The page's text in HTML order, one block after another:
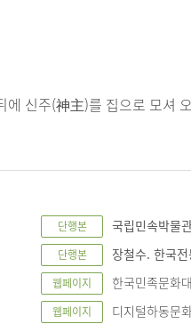
에 신주(神主)를 집으로 모셔
단행본 국립민속박물
단행본 장철수. 한국
웹페이지 한국민족문
웹페이지 디지털하동